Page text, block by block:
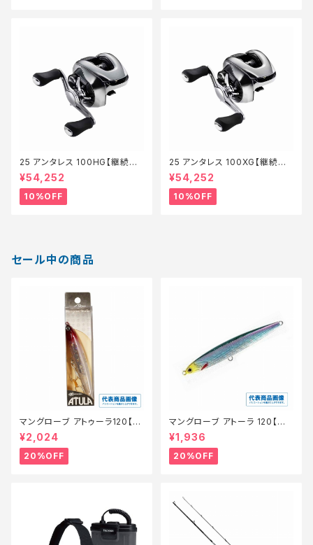
25 アンタレス 100HG【継続セ
ール_リール】【10】
¥54,252
10%OFF
25 アンタレス 100XG【継続セ
ール_リール】【10】
¥54,252
10%OFF
セール中の商品
マングローブ アトゥーラ120【特
価ルアー】【20】
¥2,024
20%OFF
マングローブ アトーラ 120【特
価ルアー】【20】
¥1,936
20%OFF